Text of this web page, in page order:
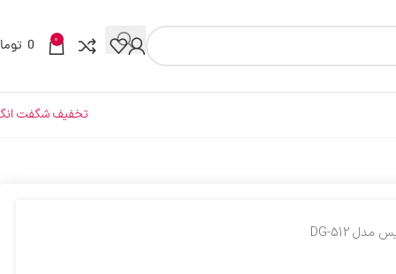
0
0
تخفیف شگفت